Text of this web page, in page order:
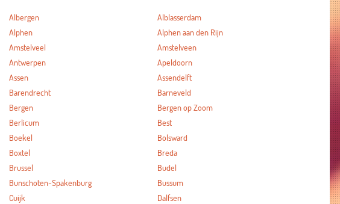
Albergen
Alblasserdam
Alphen
Alphen aan den Rijn
Amstelveel
Amstelveen
Antwerpen
Apeldoorn
Assen
Assendelft
Barendrecht
Barneveld
Bergen
Bergen op Zoom
Berlicum
Best
Boekel
Bolsward
Boxtel
Breda
Brussel
Budel
Bunschoten-Spakenburg
Bussum
Cuijk
Dalfsen